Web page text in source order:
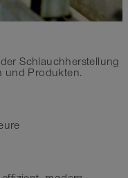
Schlauchherstellung
und Produkten.